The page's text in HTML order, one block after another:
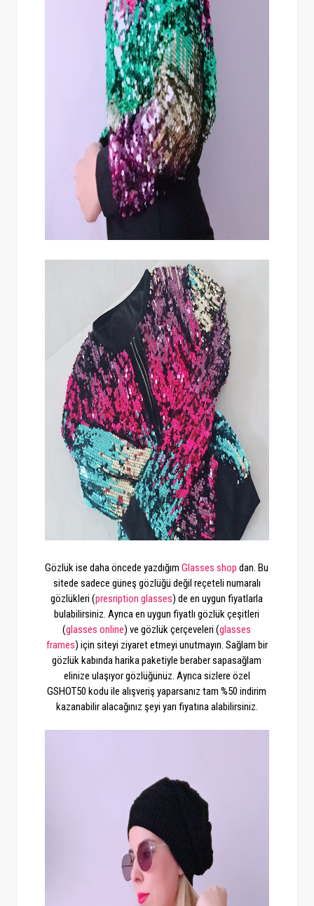
Gözlük ise daha öncede yazdığımGlasses shop dan. Bu
sitede sadece güneş gözlüğü değil reçeteli numaralı
gözlükleri (presription glasses) de en uygun fiyatlarla
bulabilirsiniz. Ayrıca en uygun fiyatlı gözlük çeşitleri
(glasses online) ve gözlük çerçeveleri (glasses
frames) için siteyi ziyaret etmeyi unutmayın. Sağlam bir
gözlük kabında harika paketiyle beraber sapasağlam
elinize ulaşıyor gözlüğünüz. Ayrıca sizlere özel
GSHOT50 kodu ile alışveriş yaparsanız tam %50 indirim
kazanabilir alacağınız şeyi yarı fiyatına alabilirsiniz.